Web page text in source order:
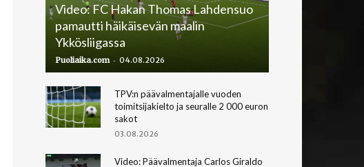
Video: FC Hakan Thomas Lahdensuo
pamautti häikäisevän maalin
Ykkösliigassa
Puoliaika.com - 04.08.2026
TPV:n päävalmentajalle vuoden
toimitsijakielto ja seuralle 2 000 euron
sakot
03.08.2026
Video: Päävalmentaja Carlos Giraldo